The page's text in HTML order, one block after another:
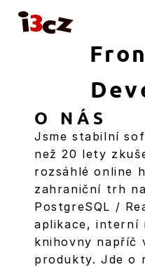
Senior
O NÁS
Jsme stabilní
než 20 lety
rozsáhlé online
zahraniční trh
PostgreSQL /
aplikace, interní
knihovny napříč
produkty. Jde o